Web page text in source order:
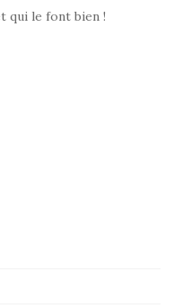
qui le font bien !